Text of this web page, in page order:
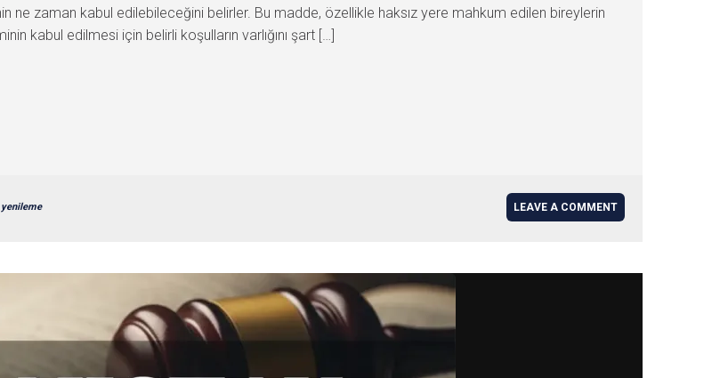
ne zaman kabul edilebileceğini belirler. Bu madde, özellikle haksız yere mahkum edilen bireylerin
kabul edilmesi için belirli koşulların varlığını şart […]
yenileme LEAVE A COMMENT